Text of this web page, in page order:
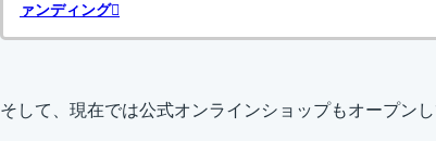
ァンディング
そして、現在では公式オンラインショップもオープン